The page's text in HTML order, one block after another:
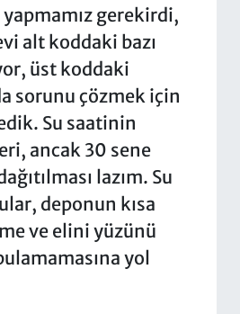
gerekirdi,
alt koddaki bazı
üst koddaki
sorunu çözmek için
Su saatinin
ancak 30 sene
lazım. Su
deponun kısa
ve elini yüzünü
yol